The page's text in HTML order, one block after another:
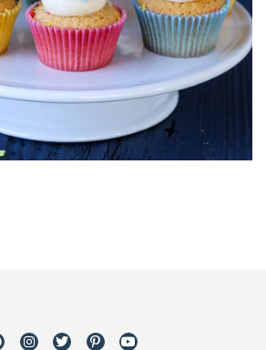
FacebookInstagram
TwitterPinterestYoutube